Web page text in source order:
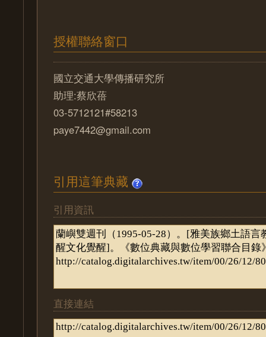
授權聯絡窗口
國立交通大學傳播研究所
助理:蔡欣蓓
03-5712121#58213
paye7442@gmail.com
引用這筆典藏
引用資訊
直接連結